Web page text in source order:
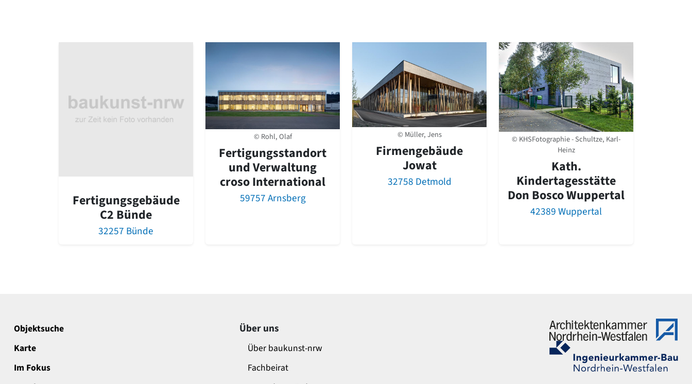
Fertigungsgebäude
C2 Bünde
32257 Bünde
© Rohl, Olaf
Fertigungsstandort
und Verwaltung
croso International
59757 Arnsberg
© Müller, Jens
Firmengebäude
Jowat
32758 Detmold
© KHSFotographie - Schultze, Karl-
Heinz
Kath.
Kindertagesstätte
Don Bosco Wuppertal
42389 Wuppertal
Objektsuche
Karte
Im Fokus
Über uns
Über baukunst-nrw
Fachbeirat